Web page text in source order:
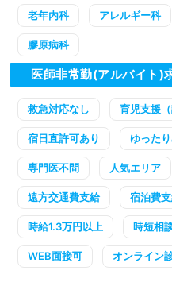
老年内科 アレルギー科
膠原病科
医師非常勤(アルバイト)
救急対応なし 育児支援（
宿日直許可あり ゆった
専門医不問 人気エリア
遠方交通費支給 宿泊費
時給1.3万円以上 時短相
WEB面接可 オンライン